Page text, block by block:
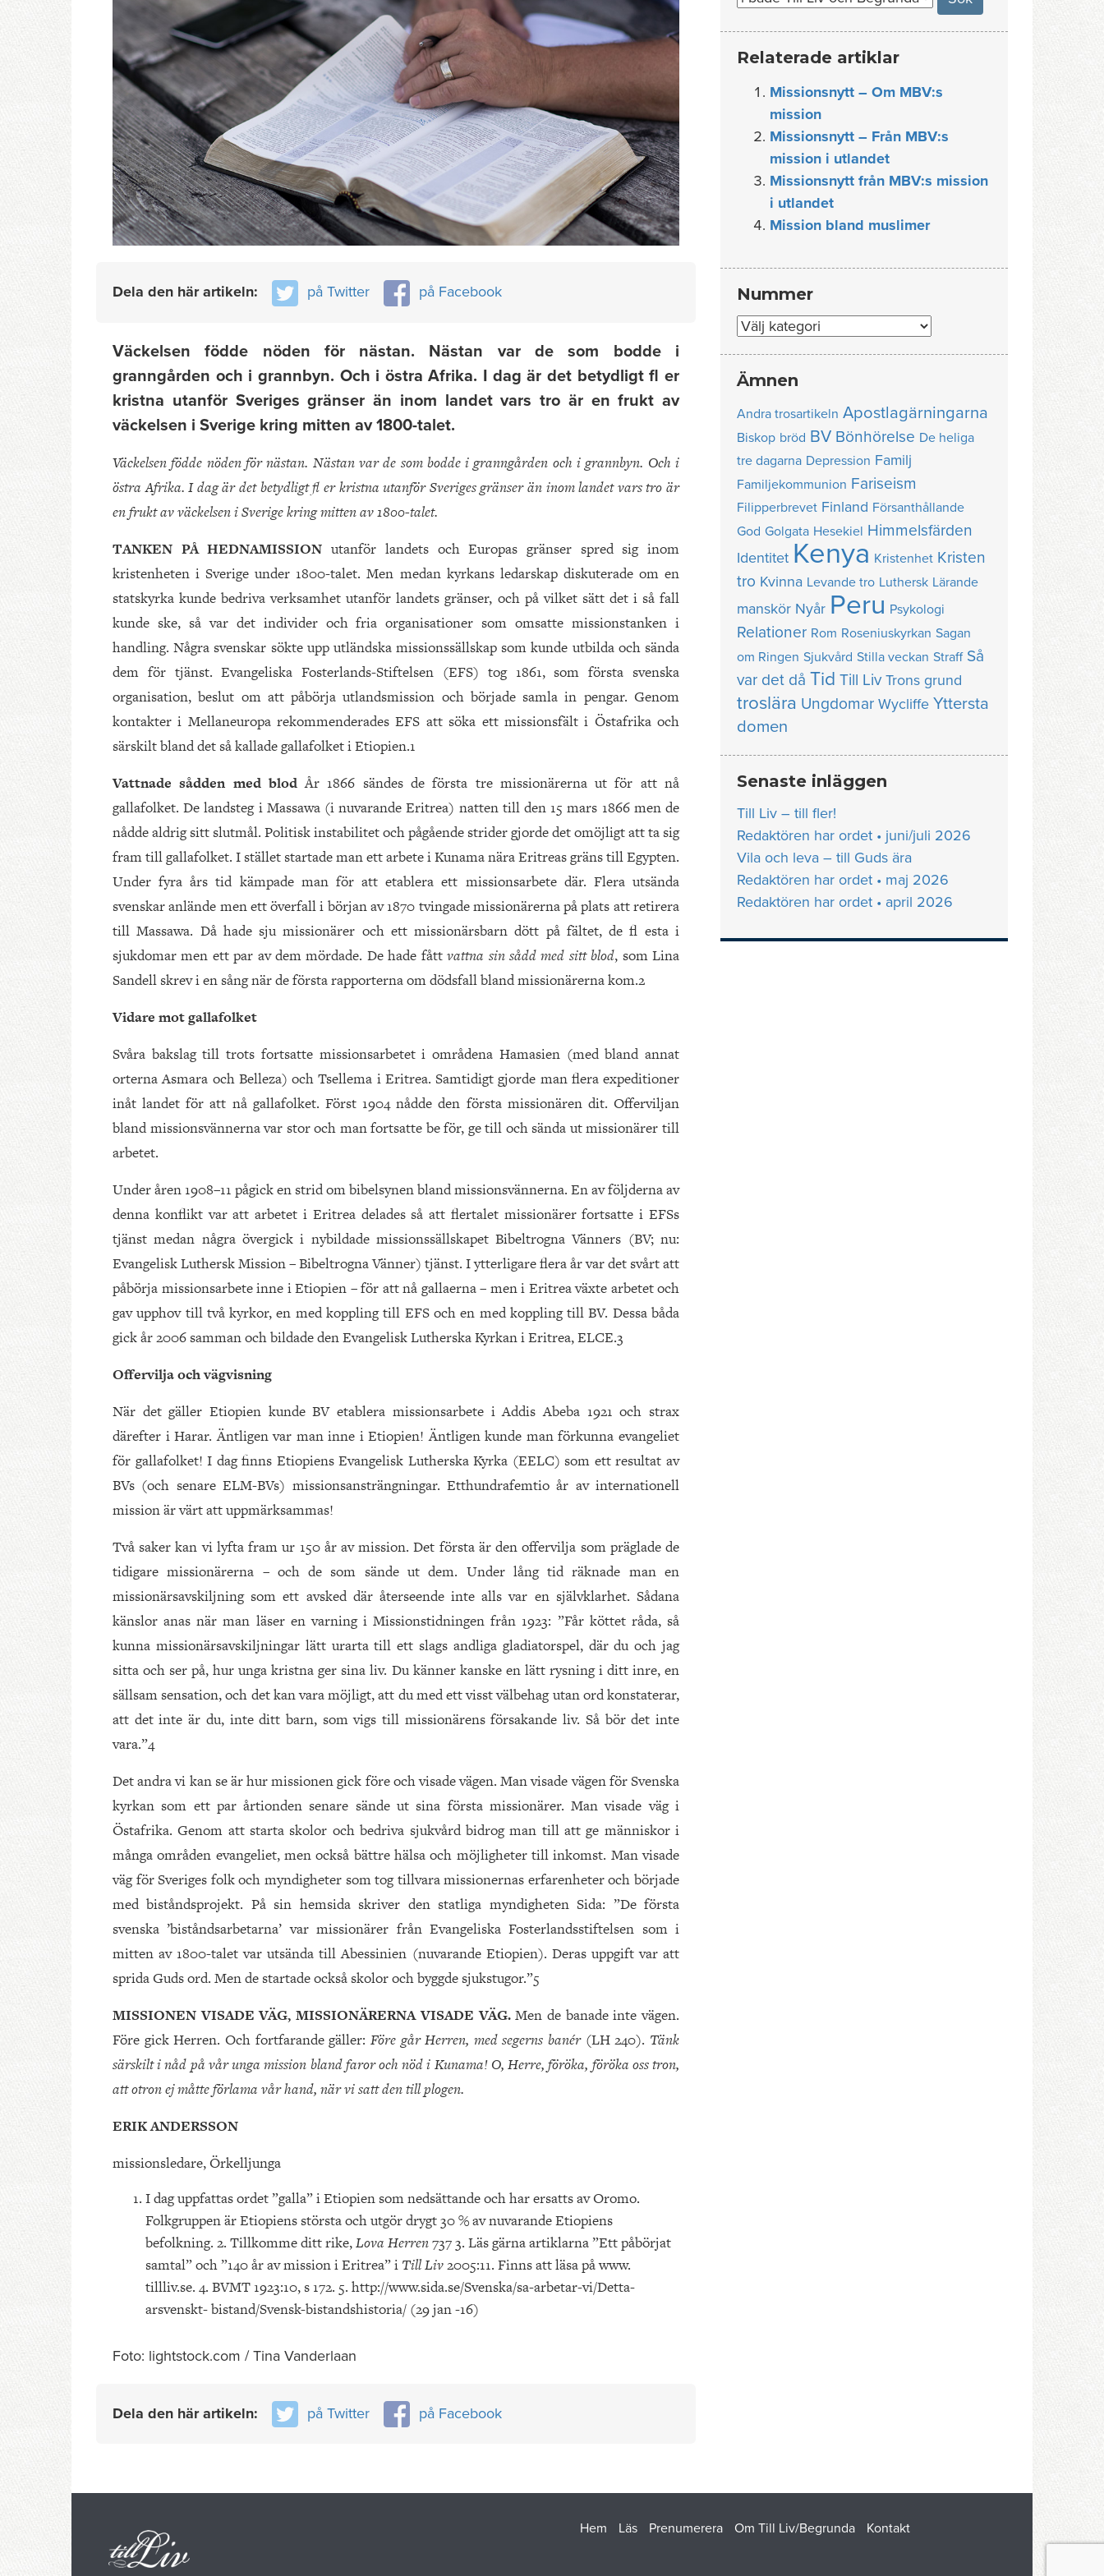
Dela den här artikeln: på Twitter på Facebook
Väckelsen födde nöden för nästan. Nästan var de som bodde i
granngården och i grannbyn. Och i östra Afrika. I dag är det betydligt fl er
kristna utanför Sveriges gränser än inom landet vars tro är en frukt av
väckelsen i Sverige kring mitten av 1800-talet.
Väckelsen födde nöden för nästan. Nästan var de som bodde i granngården och i grannbyn. Och i
östra Afrika. I dag är det betydligt fl er kristna utanför Sveriges gränser än inom landet vars tro är
en frukt av väckelsen i Sverige kring mitten av 1800-talet.
TANKEN PÅ HEDNAMISSIONutanför landets och Europas gränser spred sig inom
kristenheten i Sverige under 1800-talet. Men medan kyrkans ledarskap diskuterade om en
statskyrka kunde bedriva verksamhet utanför landets gränser, och på vilket sätt det i så fall
kunde ske, så var det individer och fria organisationer som omsatte missionstanken i
handling. Några svenskar sökte upp utländska missionssällskap som kunde utbilda och sända
dem för tjänst. Evangeliska Fosterlands-Stiftelsen (EFS) tog 1861, som första svenska
organisation, beslut om att påbörja utlandsmission och började samla in pengar. Genom
kontakter i Mellaneuropa rekommenderades EFS att söka ett missionsfält i Östafrika och
särskilt bland det så kallade gallafolket i Etiopien.1
Vattnade sådden med blodÅr 1866 sändes de första tre missionärerna ut för att nå
gallafolket. De landsteg i Massawa (i nuvarande Eritrea) natten till den 15 mars 1866 men de
nådde aldrig sitt slutmål. Politisk instabilitet och pågående strider gjorde det omöjligt att ta sig
fram till gallafolket. I stället startade man ett arbete i Kunama nära Eritreas gräns till Egypten.
Under fyra års tid kämpade man för att etablera ett missionsarbete där. Flera utsända
svenskar anlände men ett överfall i början av 1870 tvingade missionärerna på plats att retirera
till Massawa. Då hade sju missionärer och ett missionärsbarn dött på fältet, de fl esta i
sjukdomar men ett par av dem mördade. De hade fåttvattna sin sådd med sitt blod, som Lina
Sandell skrev i en sång när de första rapporterna om dödsfall bland missionärerna kom.2
Vidare mot gallafolket
Svåra bakslag till trots fortsatte missionsarbetet i områdena Hamasien (med bland annat
orterna Asmara och Belleza) och Tsellema i Eritrea. Samtidigt gjorde man flera expeditioner
inåt landet för att nå gallafolket. Först 1904 nådde den första missionären dit. Offerviljan
bland missionsvännerna var stor och man fortsatte be för, ge till och sända ut missionärer till
arbetet.
Under åren 1908–11 pågick en strid om bibelsynen bland missionsvännerna. En av följderna av
denna konflikt var att arbetet i Eritrea delades så att flertalet missionärer fortsatte i EFSs
tjänst medan några övergick i nybildade missionssällskapet Bibeltrogna Vänners (BV; nu:
Evangelisk Luthersk Mission – Bibeltrogna Vänner) tjänst. I ytterligare flera år var det svårt att
påbörja missionsarbete inne i Etiopien – för att nå gallaerna – men i Eritrea växte arbetet och
gav upphov till två kyrkor, en med koppling till EFS och en med koppling till BV. Dessa båda
gick år 2006 samman och bildade den Evangelisk Lutherska Kyrkan i Eritrea, ELCE.3
Offervilja och vägvisning
När det gäller Etiopien kunde BV etablera missionsarbete i Addis Abeba 1921 och strax
därefter i Harar. Äntligen var man inne i Etiopien! Äntligen kunde man förkunna evangeliet
för gallafolket! I dag finns Etiopiens Evangelisk Lutherska Kyrka (EELC) som ett resultat av
BVs (och senare ELM-BVs) missionsansträngningar. Etthundrafemtio år av internationell
mission är värt att uppmärksammas!
Två saker kan vi lyfta fram ur 150 år av mission. Det första är den offervilja som präglade de
tidigare missionärerna – och de som sände ut dem. Under lång tid räknade man en
missionärsavskiljning som ett avsked där återseende inte alls var en självklarhet. Sådana
känslor anas när man läser en varning i Missionstidningen från 1923: ”Får köttet råda, så
kunna missionärsavskiljningar lätt urarta till ett slags andliga gladiatorspel, där du och jag
sitta och ser på, hur unga kristna ger sina liv. Du känner kanske en lätt rysning i ditt inre, en
sällsam sensation, och det kan vara möjligt, att du med ett visst välbehag utan ord konstaterar,
att det inte är du, inte ditt barn, som vigs till missionärens försakande liv. Så bör det inte
vara.”4
Det andra vi kan se är hur missionen gick före och visade vägen. Man visade vägen för Svenska
kyrkan som ett par årtionden senare sände ut sina första missionärer. Man visade väg i
Östafrika. Genom att starta skolor och bedriva sjukvård bidrog man till att ge människor i
många områden evangeliet, men också bättre hälsa och möjligheter till inkomst. Man visade
väg för Sveriges folk och myndigheter som tog tillvara missionernas erfarenheter och började
med biståndsprojekt. På sin hemsida skriver den statliga myndigheten Sida: ”De första
svenska ’biståndsarbetarna’ var missionärer från Evangeliska Fosterlandsstiftelsen som i
mitten av 1800-talet var utsända till Abessinien (nuvarande Etiopien). Deras uppgift var att
sprida Guds ord. Men de startade också skolor och byggde sjukstugor.”5
MISSIONEN VISADE VÄG, MISSIONÄRERNA VISADE VÄG.Men de banade inte vägen.
Före gick Herren. Och fortfarande gäller: Före går Herren, med segerns banér (LH 240). Tänk
särskilt i nåd på vår unga mission bland faror och nöd i Kunama! O, Herre, föröka, föröka oss tron,
att otron ej måtte förlama vår hand, när vi satt den till plogen.
ERIK ANDERSSON
missionsledare, Örkelljunga
I dag uppfattas ordet ”galla” i Etiopien som nedsättande och har ersatts av Oromo.
Folkgruppen är Etiopiens största och utgör drygt 30 % av nuvarande Etiopiens
befolkning. 2. Tillkomme ditt rike,Lova Herren737 3. Läs gärna artiklarna ”Ett påbörjat
samtal” och ”140 år av mission i Eritrea” i Till Liv2005:11. Finns att läsa på www.
tillliv.se. 4. BVMT 1923:10, s 172. 5. http://www.sida.se/Svenska/sa-arbetar-vi/Detta-
arsvenskt- bistand/Svensk-bistandshistoria/ (29 jan -16)
Foto: lightstock.com / Tina Vanderlaan
Dela den här artikeln: på Twitter på Facebook
Relaterade artiklar
Missionsnytt – Om MBV:s
mission
Missionsnytt – Från MBV:s
mission i utlandet
Missionsnytt från MBV:s mission
i utlandet
Mission bland muslimer
Nummer
Nummer
Ämnen
Andra trosartikeln Apostlagärningarna
Biskop bröd BV Bönhörelse De heliga
tre dagarna Depression Familj
Familjekommunion Fariseism
Filipperbrevet Finland Försanthållande
God Golgata Hesekiel Himmelsfärden
Identitet Kenya Kristenhet Kristen
tro Kvinna Levande tro Luthersk Lärande
manskör Nyår Peru Psykologi
Relationer Rom Roseniuskyrkan Sagan
om Ringen Sjukvård Stilla veckan Straff Så
var det då Tid Till Liv Trons grund
troslära Ungdomar Wycliffe Yttersta
domen
Senaste inläggen
Till Liv – till fler!
Redaktören har ordet • juni/juli 2026
Vila och leva – till Guds ära
Redaktören har ordet • maj 2026
Redaktören har ordet • april 2026
Hem Läs Prenumerera Om Till Liv/Begrunda Kontakt